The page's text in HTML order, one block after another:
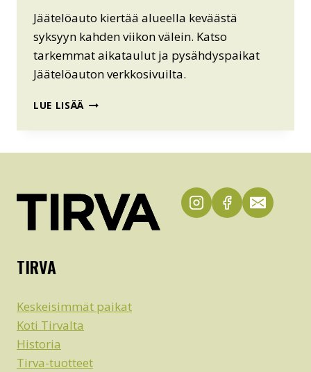
Jäätelöauto kiertää alueella keväästä
syksyyn kahden viikon välein. Katso
tarkemmat aikataulut ja pysähdyspaikat
Jäätelöauton verkkosivuilta.
LUE LISÄÄ JÄÄTELÖAUTO
TIRVA
Keskeisimmät paikat
Koti Tirvalta
Historia
Tirva-tuotteet